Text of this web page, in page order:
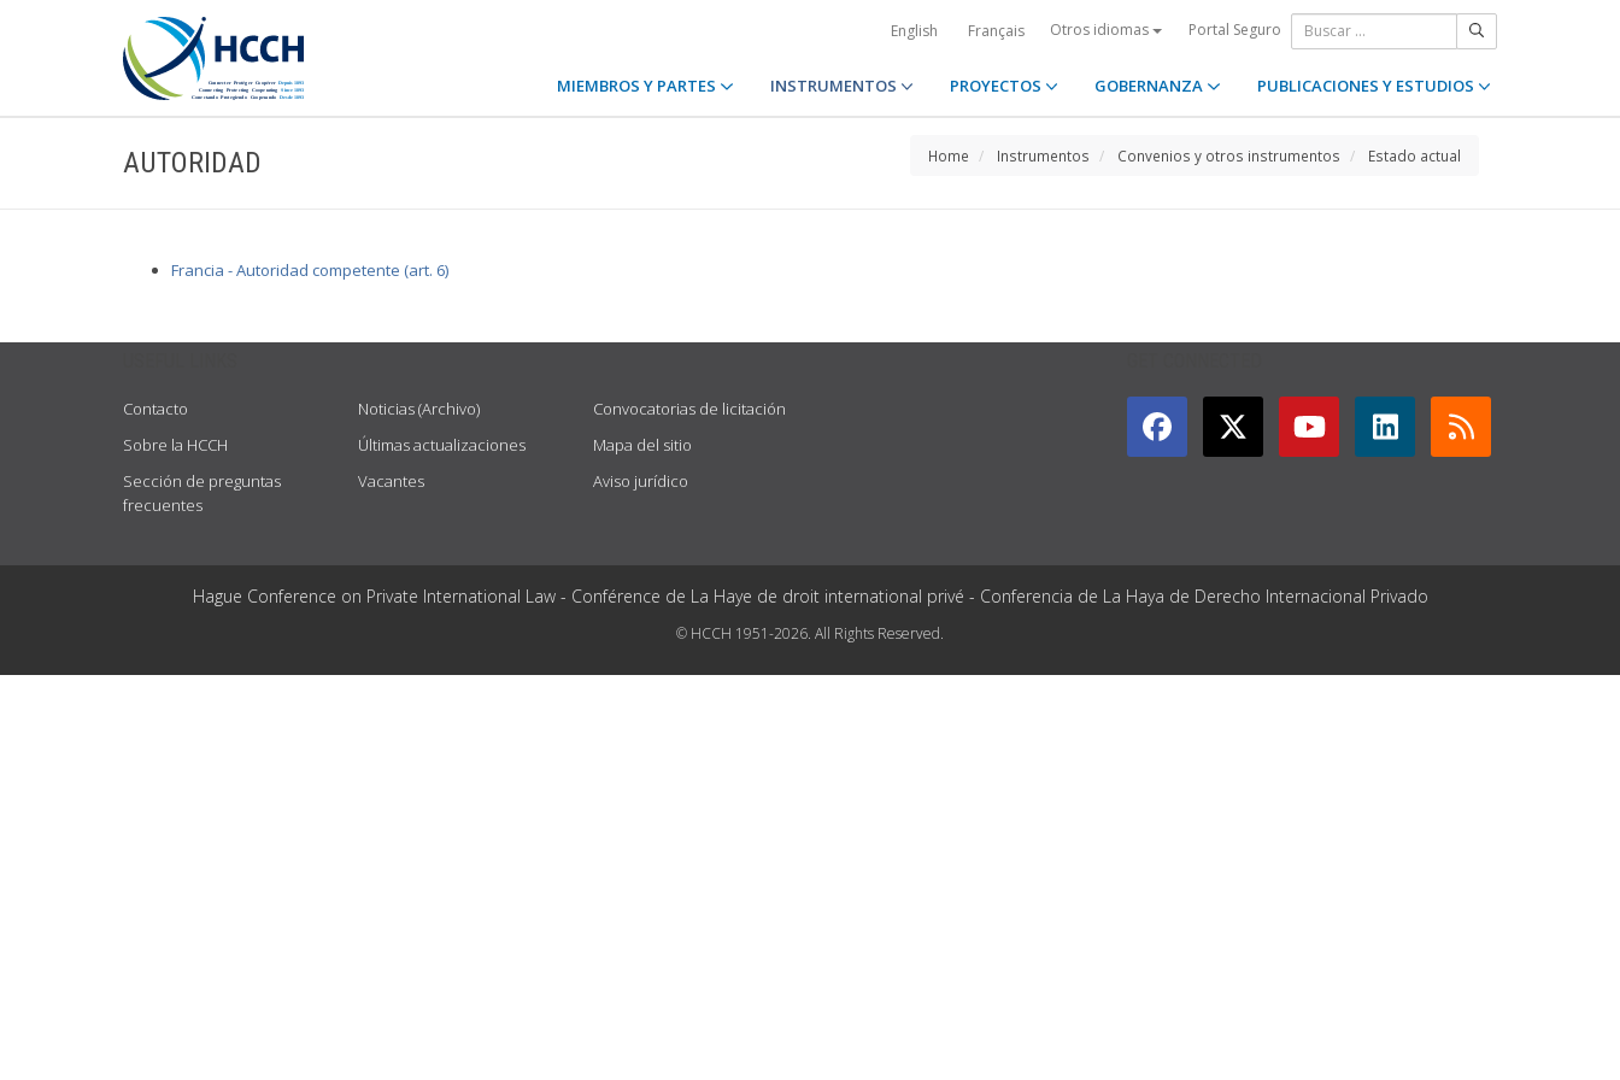
English Français Otros idiomas Portal Seguro
MIEMBROS Y PARTES INSTRUMENTOS PROYECTOS GOBERNANZA PUBLICACIONES Y ESTUDIOS
AUTORIDAD Home Instrumentos Convenios y otros instrumentos Estado actual
Francia - Autoridad competente (art. 6)
Contacto
Sobre la HCCH
Sección de preguntas
frecuentes
Noticias (Archivo)
Últimas actualizaciones
Vacantes
Convocatorias de licitación
Mapa del sitio
Aviso jurídico
Hague Conference on Private International Law - Conférence de La Haye de droit international privé - Conferencia de La Haya de Derecho Internacional Privado
© HCCH 1951-2026. All Rights Reserved.